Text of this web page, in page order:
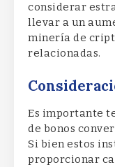
considerar
llevar a un
minería de
relacionadas.
Es importante
de bonos
Si bien estos
proporcionar